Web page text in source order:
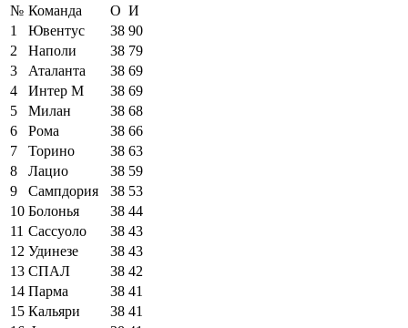
№ Команда О И
1
Ювентус 38 90
2
Наполи 38 79
3
Аталанта 38 69
4
Интер М 38 69
5
Милан 38 68
6
Рома 38 66
7
Торино 38 63
8
Лацио 38 59
9
Сампдория 38 53
10 Болонья 38 44
11 Сассуоло 38 43
12 Удинезе 38 43
13 СПАЛ 38 42
14 Парма 38 41
15 Кальяри 38 41